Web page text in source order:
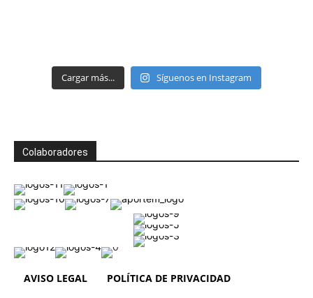
Cargar más... Síguenos en Instagram
Colaboradores
AVISO LEGAL POLÍTICA DE PRIVACIDAD